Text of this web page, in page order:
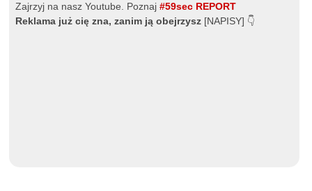
Zajrzyj na nasz Youtube. Poznaj#59sec REPORT
Reklama już cię zna, zanim ją obejrzysz [NAPISY] 👇